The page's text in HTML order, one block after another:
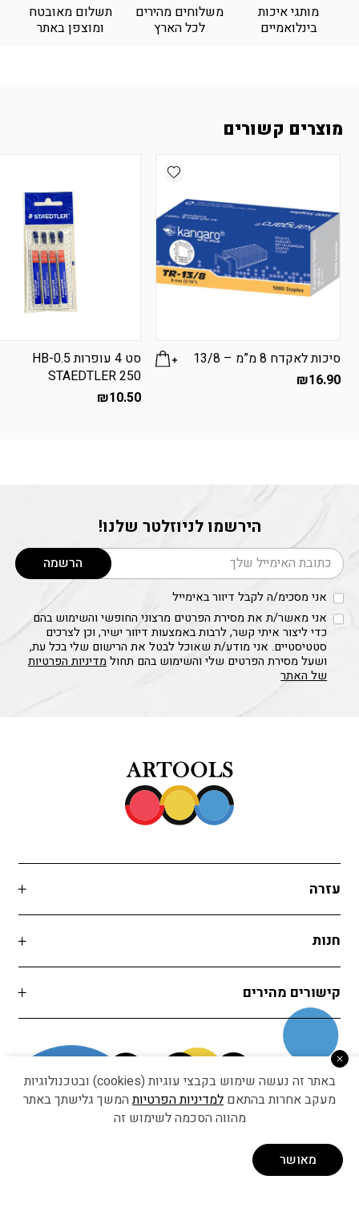
מותגי איכות
בינלואמיים
משלוחים מהירים
לכל הארץ
תשלום מאובטח
ומוצפן באתר
מוצרים קשורים
Add wishlist
סיכות לאקדח 8 מ”מ – 13/8
₪16.90
סט 4 עופרות HB-0.5
STAEDTLER 250
₪10.50
הירשמו לניוזלטר שלנו!
דוא׳׳ל הרשמה
אני מסכימ/ה לקבל דיוור באימייל
אני מאשר/ת את מסירת הפרטים מרצוני החופשי והשימוש בהם
כדי ליצור איתי קשר, לרבות באמצעות דיוור ישיר, וכן לצרכים
סטטיסטיים. אני מודע/ת שאוכל לבטל את הרישום שלי בכל עת,
ושעל מסירת הפרטים שלי והשימוש בהם תחולמדיניות הפרטיות
של האתר
עזרה
חנות
קישורים מהירים
באתר זה נעשה שימוש בקבצי עוגיות (cookies) ובטכנולוגיות
מעקב אחרות בהתאם למדיניות הפרטיותהמשך גלישתך באתר
מהווה הסכמה לשימוש זה
מאושר